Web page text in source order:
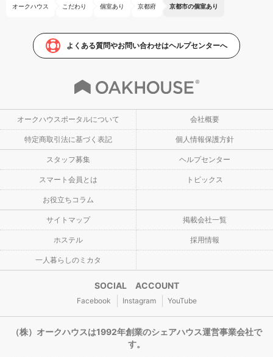
オークハウス こだわり 個室あり 京都府 京都市の個室あり
よくある質問やお問い合わせはヘルプセンターへ
オークハウスポータルについて 会社概要
特定商取引法に基づく表記 個人情報保護方針
スタッフ募集 ヘルプセンター
スマート会員とは トピックス
お役立ちコラム
サイトマップ 掲載会社一覧
ホステル 採用情報
一人暮らしのミカタ
SOCIAL ACCOUNT
Facebook Instagram YouTube
（株）オークハウスは1992年創業のシェアハウス運営事業会社で
す。